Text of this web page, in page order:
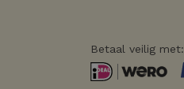
Betaal veilig met: